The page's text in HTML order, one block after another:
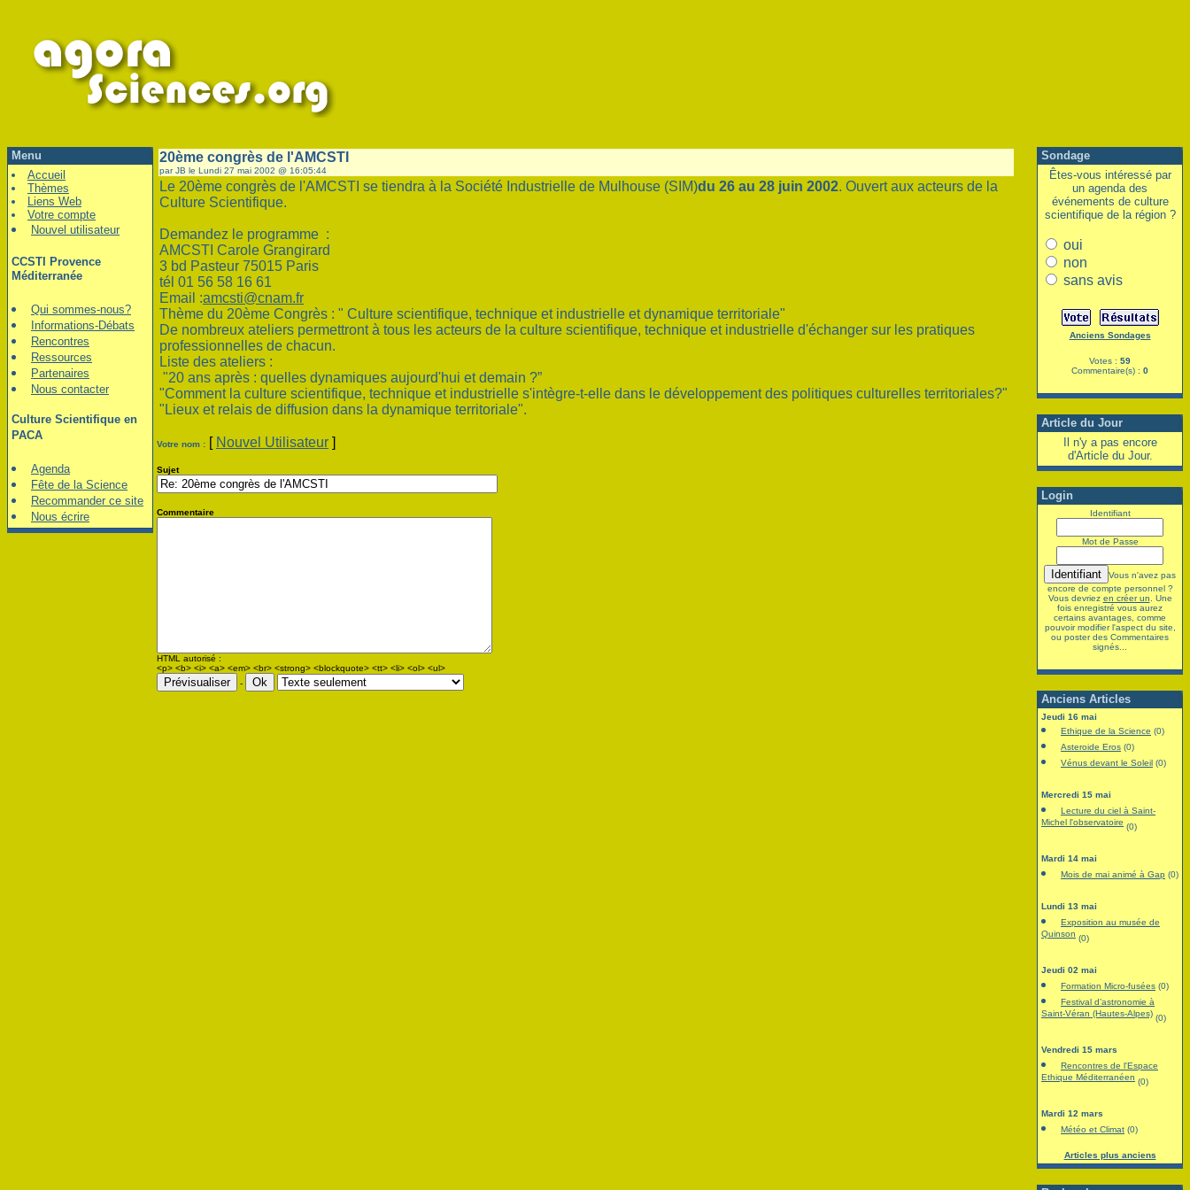
Menu
Accueil
Thèmes
Liens Web
Votre compte
Nouvel utilisateur
CCSTI Provence
Méditerranée
Qui sommes-nous?
Informations-Débats
Rencontres
Ressources
Partenaires
Nous contacter
Culture Scientifique en
PACA
Agenda
Fête de la Science
Recommander ce site
Nous écrire
20ème congrès de l'AMCSTI
par JB le Lundi 27 mai 2002 @ 16:05:44
Le 20ème congrès de l'AMCSTI se tiendra à la Société Industrielle de Mulhouse (SIM)du 26 au 28 juin 2002. Ouvert aux acteurs de la
Culture Scientifique.
Demandez le programme :
AMCSTI Carole Grangirard
3 bd Pasteur 75015 Paris
tél 01 56 58 16 61
Email :amcsti@cnam.fr
Thème du 20ème Congrès : " Culture scientifique, technique et industrielle et dynamique territoriale"
De nombreux ateliers permettront à tous les acteurs de la culture scientifique, technique et industrielle d'échanger sur les pratiques
professionnelles de chacun.
Liste des ateliers :
"20 ans après : quelles dynamiques aujourd'hui et demain ?”
"Comment la culture scientifique, technique et industrielle s'intègre-t-elle dans le développement des politiques culturelles territoriales?"
"Lieux et relais de diffusion dans la dynamique territoriale".
Votre nom : [ Nouvel Utilisateur ]
Sujet
Commentaire
HTML autorisé :
<p> <b> <i> <a> <em> <br> <strong> <blockquote> <tt> <li> <ol> <ul>
-
Sondage
Êtes-vous intéressé par
un agenda des
événements de culture
scientifique de la région ?
oui
non
sans avis
Anciens Sondages
Votes : 59
Commentaire(s) : 0
Article du Jour
Il n'y a pas encore
d'Article du Jour.
Login
Identifiant
Mot de Passe
Vous n'avez pas
encore de compte personnel ?
Vous devriez en créer un . Une
fois enregistré vous aurez
certains avantages, comme
pouvoir modifier l'aspect du site,
ou poster des Commentaires
signés...
Anciens Articles
Jeudi 16 mai
Ethique de la Science (0)
Asteroide Eros (0)
Vénus devant le Soleil (0)
Mercredi 15 mai
Lecture du ciel à Saint-
Michel l'observatoire (0)
Mardi 14 mai
Mois de mai animé à Gap (0)
Lundi 13 mai
Exposition au musée de
Quinson (0)
Jeudi 02 mai
Formation Micro-fusées (0)
Festival d’astronomie à
Saint-Véran (Hautes-Alpes) (0)
Vendredi 15 mars
Rencontres de l'Espace
Ethique Méditerranéen (0)
Mardi 12 mars
Météo et Climat (0)
Articles plus anciens